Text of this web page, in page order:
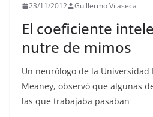
23/11/2012 Guillermo Vilaseca
El coeficiente
nutre de mimos
Un neurólogo de la Universidad
Meaney, observó que algunas
las que trabajaba pasaban